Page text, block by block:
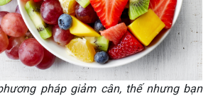
pháp giảm cân, thế nhưng bạn